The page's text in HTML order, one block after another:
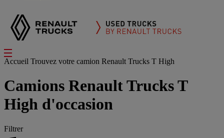
Accueil Trouvez votre camion Renault Trucks T High
Camions Renault Trucks T
High d'occasion
Filtrer